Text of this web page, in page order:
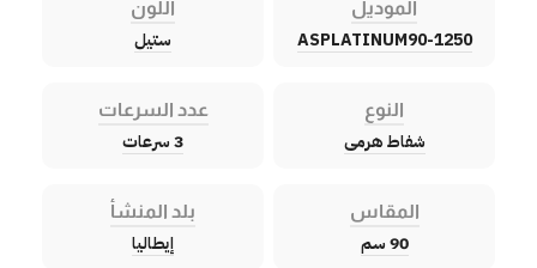
الموديل
ASPLATINUM90-1250
اللون
ستيل
النوع
شفاط هرمى
عدد السرعات
3 سرعات
المقاس
90 سم
بلد المنشأ
إيطاليا